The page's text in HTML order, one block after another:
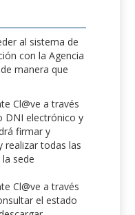
al sistema de
con la Agencia
manera que
Cl@ve a través
DNI electrónico y
firmar y
realizar todas las
sede
Cl@ve a través
el estado